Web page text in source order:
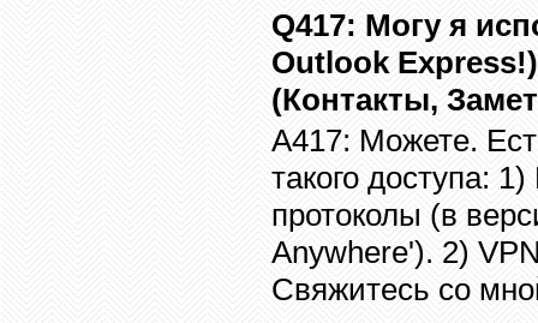
Q417: Могу я
Outlook Express!
(Контакты,
A417: Можете.
такого доступа: 1)
протоколы (в
Anywhere'). 2)
Свяжитесь со